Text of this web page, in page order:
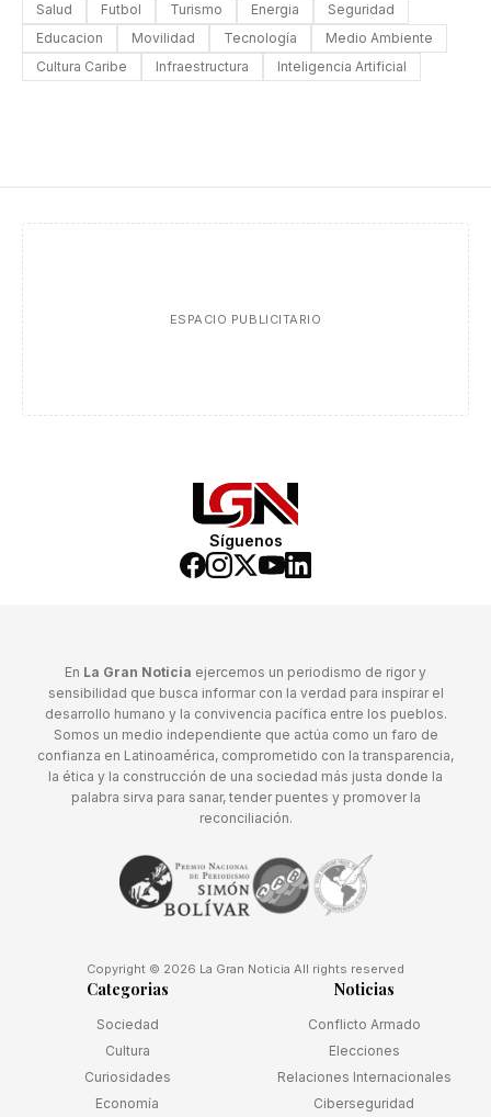
Salud Futbol Turismo Energia
Seguridad
Educacion
Movilidad Tecnología
Medio Ambiente
Cultura Caribe
Infraestructura Inteligencia Artificial
ESPACIO PUBLICITARIO
Síguenos
En La Gran Noticia ejercemos un periodismo de rigor y
sensibilidad que busca informar con la verdad para inspirar el
desarrollo humano y la convivencia pacífica entre los pueblos.
Somos un medio independiente que actúa como un faro de
confianza en Latinoamérica, comprometido con la transparencia,
la ética y la construcción de una sociedad más justa donde la
palabra sirva para sanar, tender puentes y promover la
reconciliación.
Copyright © 2026 La Gran Noticia All rights reserved
Categorias
Sociedad
Cultura
Curiosidades
Economía
Noticias
Conflicto Armado
Elecciones
Relaciones Internacionales
Ciberseguridad